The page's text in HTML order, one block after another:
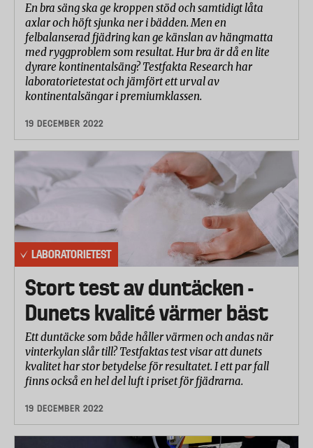
En bra säng ska ge kroppen stöd och samtidigt låta
axlar och höft sjunka ner i bädden. Men en
felbalanserad fjädring kan ge känslan av hängmatta
med ryggproblem som resultat. Hur bra är då en lite
dyrare kontinentalsäng? Testfakta Research har
laboratorietestat och jämfört ett urval av
kontinentalsängar i premiumklassen.
19 DECEMBER 2022
LABORATORIETEST
Stort test av duntäcken -
Dunets kvalité värmer bäst
Ett duntäcke som både håller värmen och andas när
vinterkylan slår till? Testfaktas test visar att dunets
kvalitet har stor betydelse för resultatet. I ett par fall
finns också en hel del luft i priset för fjädrarna.
19 DECEMBER 2022